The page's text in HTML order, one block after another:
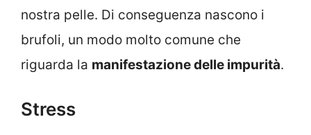
nostra pelle. Di conseguenza nascono i
brufoli, un modo molto comune che
riguarda la manifestazione delle impurità.
Stress